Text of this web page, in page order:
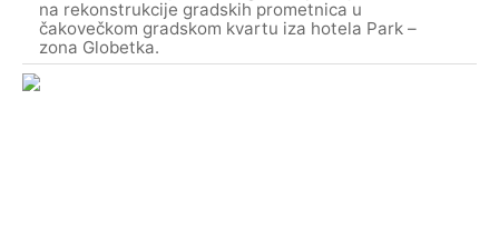
na rekonstrukcije gradskih prometnica u
čakovečkom gradskom kvartu iza hotela Park –
zona Globetka.